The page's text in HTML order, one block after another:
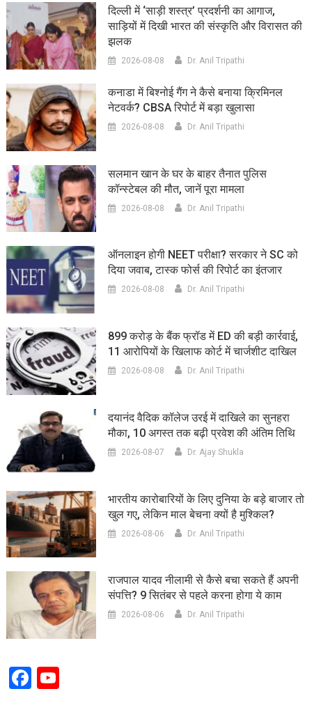
दिल्ली में ‘साड़ी शस्त्र’ प्रदर्शनी का आगाज,
साड़ियों में दिखी भारत की संस्कृति और विरासत की
झलक
2026-08-08 Dr. Anil Tripathi
कनाडा में बिश्नोई गैंग ने कैसे बनाया क्रिमिनल
नेटवर्क? CBSA रिपोर्ट में बड़ा खुलासा
2026-08-08 Dr. Anil Tripathi
सलमान खान के घर के बाहर तैनात पुलिस
कॉन्स्टेबल की मौत, जानें पूरा मामला
2026-08-08 Dr. Anil Tripathi
ऑनलाइन होगी NEET परीक्षा? सरकार ने SC को
दिया जवाब, टास्क फोर्स की रिपोर्ट का इंतजार
2026-08-08 Dr. Anil Tripathi
899 करोड़ के बैंक फ्रॉड में ED की बड़ी कार्रवाई,
11 आरोपियों के खिलाफ कोर्ट में चार्जशीट दाखिल
2026-08-08 Dr. Anil Tripathi
दयानंद वैदिक कॉलेज उरई में दाखिले का सुनहरा
मौका, 10 अगस्त तक बढ़ी प्रवेश की अंतिम तिथि
2026-08-07 Dr. Ajay Shukla
भारतीय कारोबारियों के लिए दुनिया के बड़े बाजार तो
खुल गए, लेकिन माल बेचना क्यों है मुश्किल?
2026-08-06 Dr. Anil Tripathi
राजपाल यादव नीलामी से कैसे बचा सकते हैं अपनी
संपत्ति? 9 सितंबर से पहले करना होगा ये काम
2026-08-06 Dr. Anil Tripathi
Facebook
YouTube